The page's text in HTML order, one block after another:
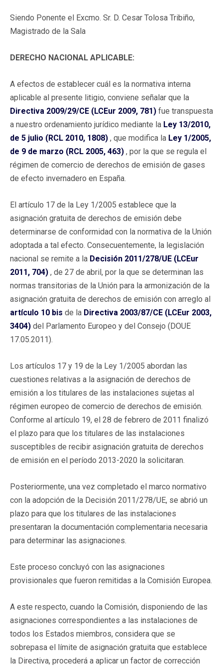
Siendo Ponente el Excmo. Sr. D. Cesar Tolosa Tribiño,
Magistrado de la Sala
DERECHO NACIONAL APLICABLE:
A efectos de establecer cuál es la normativa interna
aplicable al presente litigio, conviene señalar que la
Directiva 2009/29/CE (LCEur 2009, 781) fue transpuesta
a nuestro ordenamiento jurídico mediante la Ley 13/2010,
de 5 julio (RCL 2010, 1808) , que modifica la Ley 1/2005,
de 9 de marzo (RCL 2005, 463) , por la que se regula el
régimen de comercio de derechos de emisión de gases
de efecto invernadero en España.
El artículo 17 de la Ley 1/2005 establece que la
asignación gratuita de derechos de emisión debe
determinarse de conformidad con la normativa de la Unión
adoptada a tal efecto. Consecuentemente, la legislación
nacional se remite a la Decisión 2011/278/UE (LCEur
2011, 704) , de 27 de abril, por la que se determinan las
normas transitorias de la Unión para la armonización de la
asignación gratuita de derechos de emisión con arreglo al
artículo 10 bis de la Directiva 2003/87/CE (LCEur 2003,
3404) del Parlamento Europeo y del Consejo (DOUE
17.05.2011).
Los artículos 17 y 19 de la Ley 1/2005 abordan las
cuestiones relativas a la asignación de derechos de
emisión a los titulares de las instalaciones sujetas al
régimen europeo de comercio de derechos de emisión.
Conforme al artículo 19, el 28 de febrero de 2011 finalizó
el plazo para que los titulares de las instalaciones
susceptibles de recibir asignación gratuita de derechos
de emisión en el período 2013-2020 la solicitaran.
Posteriormente, una vez completado el marco normativo
con la adopción de la Decisión 2011/278/UE, se abrió un
plazo para que los titulares de las instalaciones
presentaran la documentación complementaria necesaria
para determinar las asignaciones.
Este proceso concluyó con las asignaciones
provisionales que fueron remitidas a la Comisión Europea.
A este respecto, cuando la Comisión, disponiendo de las
asignaciones correspondientes a las instalaciones de
todos los Estados miembros, considera que se
sobrepasa el límite de asignación gratuita que establece
la Directiva, procederá a aplicar un factor de corrección